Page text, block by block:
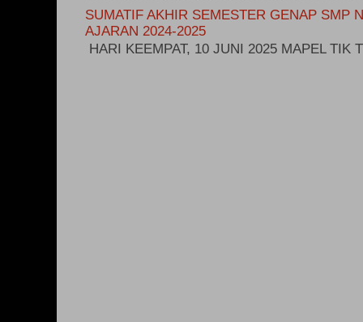
SUMATIF AKHIR SEMESTER GENAP SMP
AJARAN 2024-2025
HARI KEEMPAT, 10 JUNI 2025 MAPEL TIK